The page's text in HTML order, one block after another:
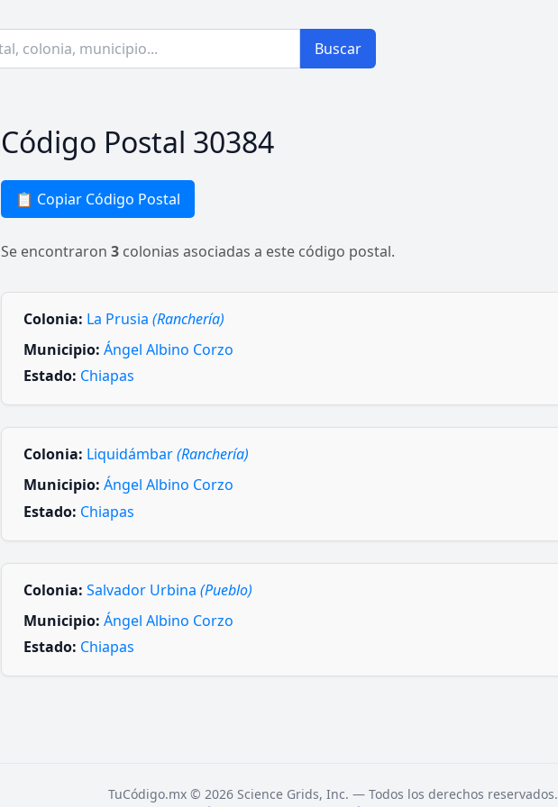
Buscar
Código Postal 30384
📋 Copiar Código Postal
Se encontraron 3 colonias asociadas a este código postal.
Colonia: La Prusia (Ranchería)
Municipio: Ángel Albino Corzo
Estado: Chiapas
Colonia: Liquidámbar(Ranchería)
Municipio: Ángel Albino Corzo
Estado: Chiapas
Colonia: Salvador Urbina (Pueblo)
Municipio: Ángel Albino Corzo
Estado: Chiapas
TuCódigo.mx © 2026 Science Grids, Inc. — Todos los derechos reservados.